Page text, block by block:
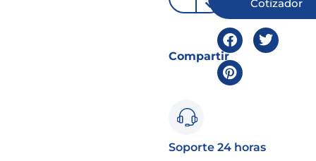
Cotizador
Compartir
Soporte 24 horas